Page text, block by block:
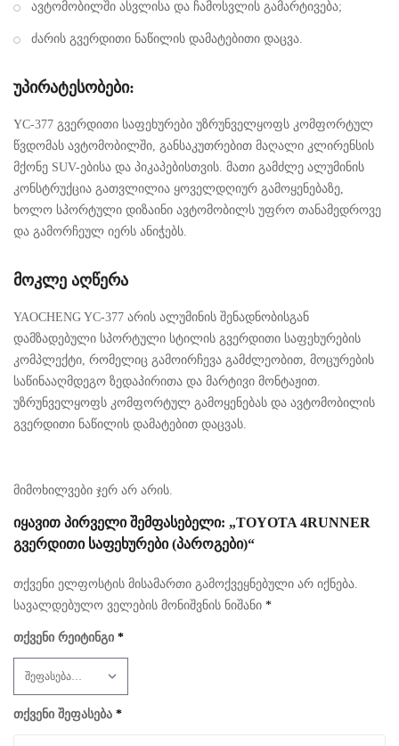
ავტომობილში ასვლისა და ჩამოსვლის გამარტივება;
ძარის გვერდითი ნაწილის დამატებითი დაცვა.
უპირატესობები:
YC-377 გვერდითი საფეხურები უზრუნველყოფს კომფორტულ
წვდომას ავტომობილში, განსაკუთრებით მაღალი კლირენსის
მქონე SUV-ებისა და პიკაპებისთვის. მათი გამძლე ალუმინის
კონსტრუქცია გათვლილია ყოველდღიურ გამოყენებაზე,
ხოლო სპორტული დიზაინი ავტომობილს უფრო თანამედროვე
და გამორჩეულ იერს ანიჭებს.
მოკლე აღწერა
YAOCHENG YC-377 არის ალუმინის შენადნობისგან
დამზადებული სპორტული სტილის გვერდითი საფეხურების
კომპლექტი, რომელიც გამოირჩევა გამძლეობით, მოცურების
საწინააღმდეგო ზედაპირითა და მარტივი მონტაჟით.
უზრუნველყოფს კომფორტულ გამოყენებას და ავტომობილის
გვერდითი ნაწილის დამატებით დაცვას.
მიმოხილვები ჯერ არ არის.
ᲘᲧᲐᲕᲘᲗ ᲞᲘᲠᲕᲔᲚᲘ ᲨᲔᲛᲤᲐᲡᲔᲑᲔᲚᲘ: „TOYOTA 4RUNNER
ᲒᲕᲔᲠᲓᲘᲗᲘ ᲡᲐᲤᲔᲮᲣᲠᲔᲑᲘ (ᲞᲐᲠᲝᲒᲔᲑᲘ)“
თქვენი ელფოსტის მისამართი გამოქვეყნებული არ იქნება.
სავალდებულო ველების მონიშვნის ნიშანი *
თქვენი რეიტინგი *
თქვენი შეფასება *